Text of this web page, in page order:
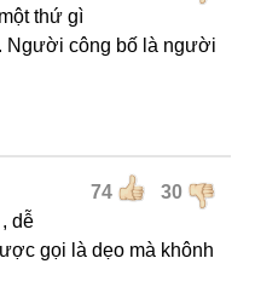
thứ gì
Người công bố là người
74 30
dễ
gọi là dẹo mà khônh